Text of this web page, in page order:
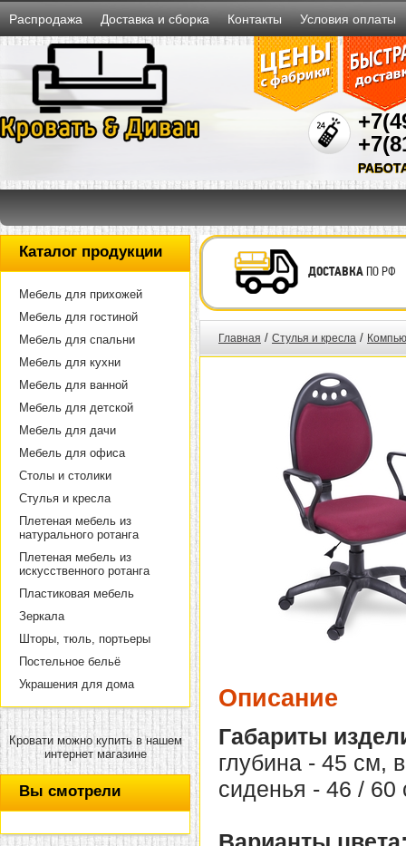
Распродажа Доставка и сборка Контакты Условия оплаты
Каталог продукции
Мебель для прихожей
Мебель для гостиной
Мебель для спальни
Мебель для кухни
Мебель для ванной
Мебель для детской
Мебель для дачи
Мебель для офиса
Столы и столики
Стулья и кресла
Плетеная мебель из
натурального ротанга
Плетеная мебель из
искусственного ротанга
Пластиковая мебель
Зеркала
Шторы, тюль, портьеры
Постельное бельё
Украшения для дома
Кровати можно купить в нашем
интернет магазине
Вы смотрели
ДОСТАВКАПО РФ
Главная / Стулья и кресла /
Описание
Габариты
глубина - 45 см,
сиденья - 46 / 60